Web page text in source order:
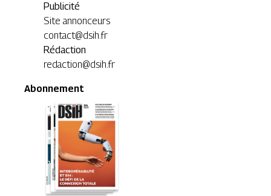
Publicité
Site annonceurs
contact@dsih.fr
Rédaction
redaction@dsih.fr
Abonnement